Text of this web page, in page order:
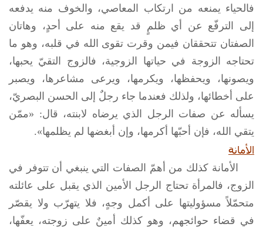
فالحياء يمنعه من ارتكاب المعاصي، والخوف منه يدفعه
إلى الترفّع عن أي ظلمٍ قد يقع منه على أحدٍ، وهاتان
الصفتان تتحققان فيمن وقرت تقوى الله في قلبه، وهو ما
تحتاجه الزوجة في حياتها الزوجية، فالزوج التقيّ يحبها،
ويصونها، ويحفظها، ويكرمها، ويرعى مشاعرها، ويصبر
على أخطائها، ولذلك فعندما جاء رجلٌ إلى الحسن البصريّ،
يسأله عن صفات الرجل الذي يرضاه لابنته، قال: «ممّن
يتقي الله، فإن أحبّها أكرمها، وإن أبغضها لم يظلمها».
الأمانة
الأمانة كذلك من أهمّ الصفات التي ينبغي أن تتوفر في
الزوج، فالمرأة تحتاج الرجل الأمين الذي يقبل على عائلته
متحمّلاً مسؤوليتها على أكمل وجهٍ، فلا يتهرّب ولا يقصّر
في قضاء حوائجهم، وهو كذلك أمينٌ على زوجته، يعفّها،